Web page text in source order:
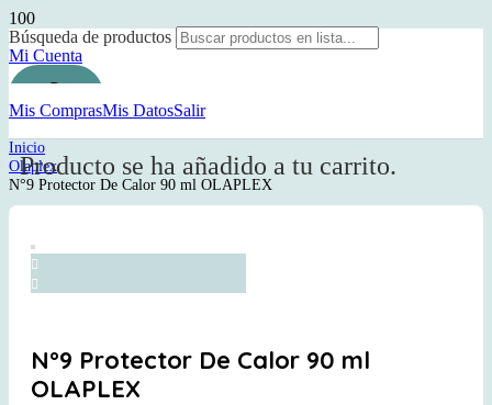
Búsqueda de productos
Mi Cuenta
Mis ComprasMis DatosSalir
Producto se ha añadido a tu carrito.
Inicio
Olaplex
N°9 Protector De Calor 90 ml OLAPLEX
N°9 Protector De Calor 90 ml
OLAPLEX